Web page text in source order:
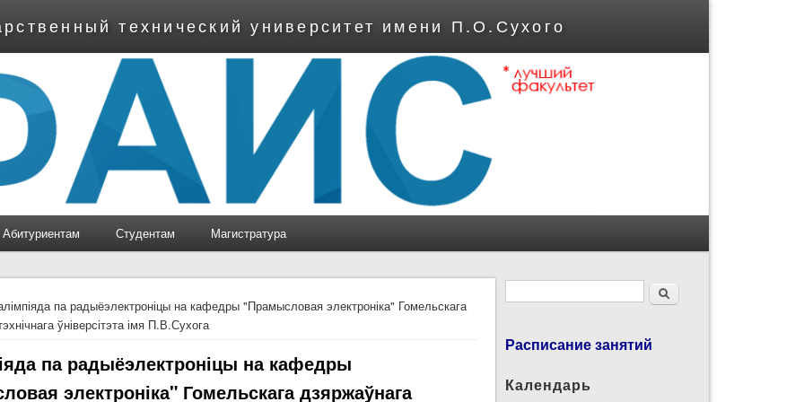
технический университет имени П.О.Сухого
Абитуриентам Студентам Магистратура
па радыёэлектроніцы на кафедры "Прамысловая электроніка" Гомельскага
ўніверсітэта імя П.В.Сухога
па радыёэлектроніцы на кафедры
электроніка" Гомельскага дзяржаўнага
Форма поискаПоиск
Расписание занятий
Календарь